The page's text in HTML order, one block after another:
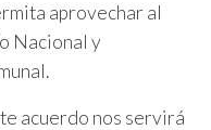
aprovechar al
Nacional y
acuerdo nos servirá